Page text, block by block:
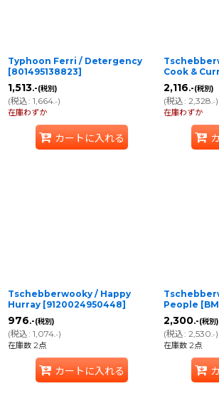
Typhoon Ferri / Detergency
[801495138823]
1,513.-(税別)
(税込: 1,664.-)
在庫わずか
カートに入れる
Cook &
2,116.-(税別)
(税込: 2,328.-)
在庫わずか
Tschebberwooky / Happy
Hurray [9120024950448]
976.-(税別)
(税込: 1,074.-)
在庫数 2点
カートに入れる
People [
2,300.-(税別)
(税込: 2,530.-)
在庫数 2点